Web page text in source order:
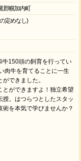
郡幌加内町
定めなし)
牛150頭の飼育を行ってい
肉牛を育てることに一生
できました。
とができますよ！独立希望
。はつらつとしたスタッ
を本気で学びませんか？